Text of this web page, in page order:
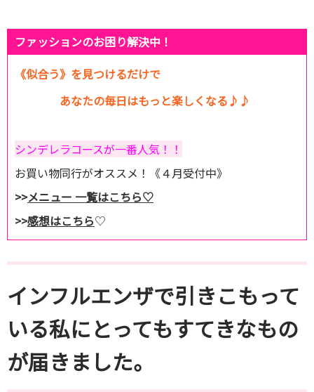
ファッションのお困り解決中！
《似合う》を見つけるだけで
あなたの毎日はもっと楽しくなる♪♪
シンデレラコースが一番人気！！
お買い物同行がオススメ！《４月受付中》
>>メニュー 一覧はこちら♡
>>感想はこちら♡
インフルエンザで引きこもって
いる私にとってもすてきなもの
が届きました。